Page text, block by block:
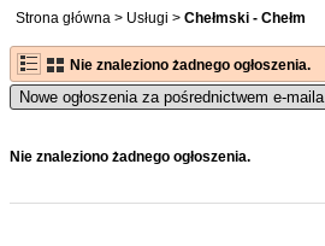
Strona główna > Usługi > Chełmski - Chełm
Nie znaleziono żadnego ogłoszenia.
Nowe ogłoszenia za pośrednictwem e-maila
Nie znaleziono żadnego ogłoszenia.